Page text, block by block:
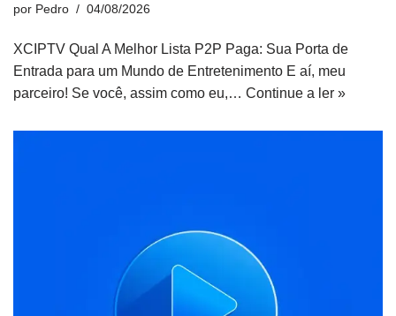
por Pedro 04/08/2026
XCIPTV Qual A Melhor Lista P2P Paga: Sua Porta de
Entrada para um Mundo de Entretenimento E aí, meu
parceiro! Se você, assim como eu,… Continue a ler »